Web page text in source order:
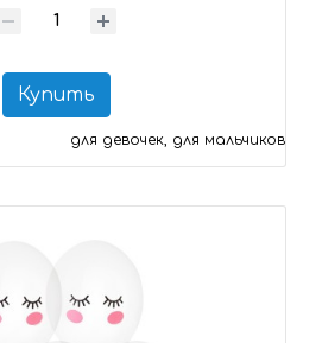
Купить
для девочек, для мальчиков